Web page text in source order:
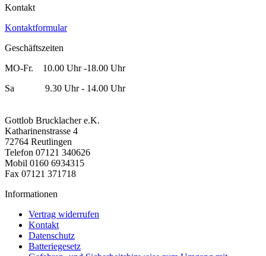
Kontakt
Kontaktformular
Geschäftszeiten
MO-Fr. 10.00 Uhr -18.00 Uhr
Sa 9.30 Uhr - 14.00 Uhr
Gottlob Brucklacher e.K.
Katharinenstrasse 4
72764 Reutlingen
Telefon 07121 340626
Mobil 0160 6934315
Fax 07121 371718
Informationen
Vertrag widerrufen
Kontakt
Datenschutz
Batteriegesetz